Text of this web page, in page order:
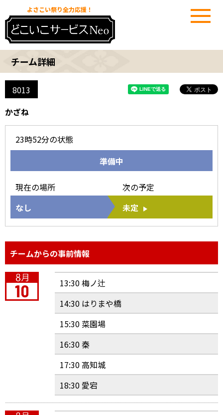
よさこい祭り全力応援！
チーム詳細
8013
かざね
23時52分の状態
準備中
現在の場所
なし
次の予定
未定
チームからの事前情報
13:30 梅ノ辻
14:30 はりまや橋
15:30 菜園場
16:30 秦
17:30 高知城
18:30 愛宕